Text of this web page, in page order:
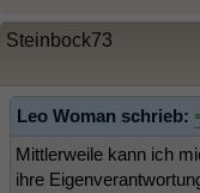
Steinbock73
Leo Woman schrieb:
Mittlerweile kann ich
ihre